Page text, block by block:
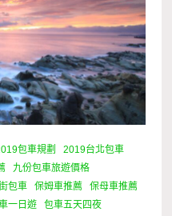
包車規劃
2019台北包車
九份包車旅遊價格
包車 保姆車推薦
保母車推薦
一日遊
包車五天四夜